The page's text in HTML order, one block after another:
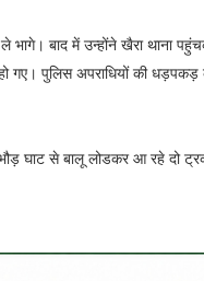
बाद में उन्होंने खैरा थाना
गए। पुलिस अपराधियों की धड़पकड़
भौड़ घाट से बालू लोडकर आ रहे दो